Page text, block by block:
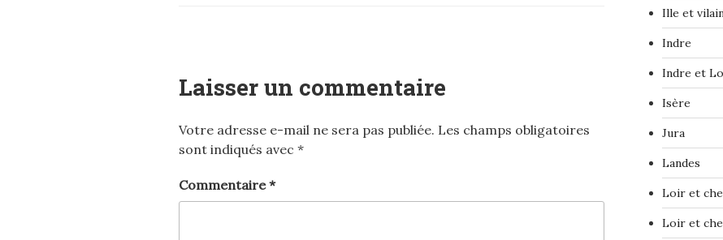
Laisser un commentaire
Votre adresse e-mail ne sera pas publiée. Les champs obligatoires
sont indiqués avec *
Commentaire*
Ille et
Indre
Indre et
Isère
Jura
Landes
Loir et
Loir et